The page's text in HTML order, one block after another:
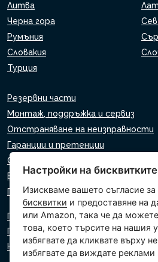
Литва
Черна гора
Румъния
Словакия
Турция
Резервни части
Монтаж, поддръжка и сервиз
Отстраняване на неизправности
Гаранции и претенции
Списък на търговците на дребно
Виртуален асистент
Пишете ни
Политика за поверителност
Политика за използване на
Настройки на бисквитките
Настройки на бисквитките
Изискваме вашето съгласие за
бисквитки и предоставяне на
или Amazon, така че да
това, което търсите на нашия
избягвате да кликвате върху
избягвате да виждате